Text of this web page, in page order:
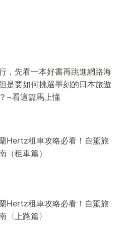
，先看一本好書再跳進網路海
是要如何挑選墨刻的日本旅遊
~看這篇馬上懂
Hertz租車攻略必看！自駕旅
（租車篇）
Hertz租車攻略必看！自駕旅
〈上路篇〉